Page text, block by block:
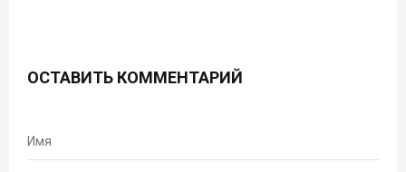
ОСТАВИТЬ КОММЕНТАРИЙ